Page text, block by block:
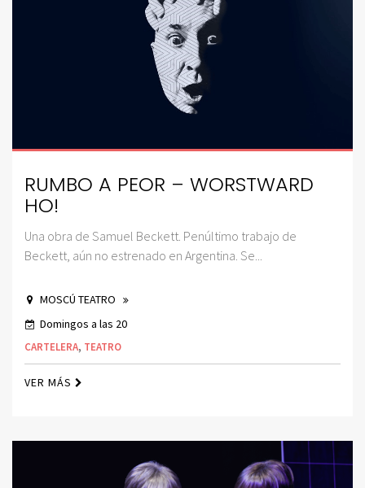
RUMBO A PEOR – WORSTWARD
HO!
Una obra de Samuel Beckett. Penúltimo trabajo de
Beckett, aún no estrenado en Argentina. Se...
MOSCÚ TEATRO
Domingos a las 20
CARTELERA, TEATRO
VER MÁS